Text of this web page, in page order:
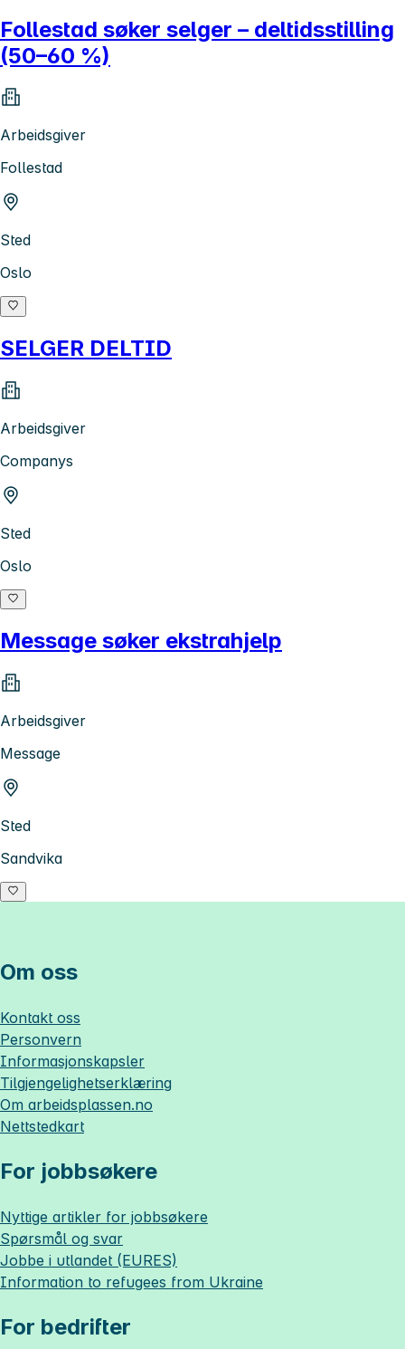
Follestad søker selger – deltidsstilling
(50–60 %)
Arbeidsgiver
Follestad
Sted
Oslo
SELGER DELTID
Arbeidsgiver
Companys
Sted
Oslo
Message søker ekstrahjelp
Arbeidsgiver
Message
Sted
Sandvika
Om oss
Kontakt oss
Personvern
Informasjonskapsler
Tilgjengelighetserklæring
Om arbeidsplassen.no
Nettstedkart
For jobbsøkere
Nyttige artikler for jobbsøkere
Spørsmål og svar
Jobbe i utlandet (EURES)
Information to refugees from Ukraine
For bedrifter